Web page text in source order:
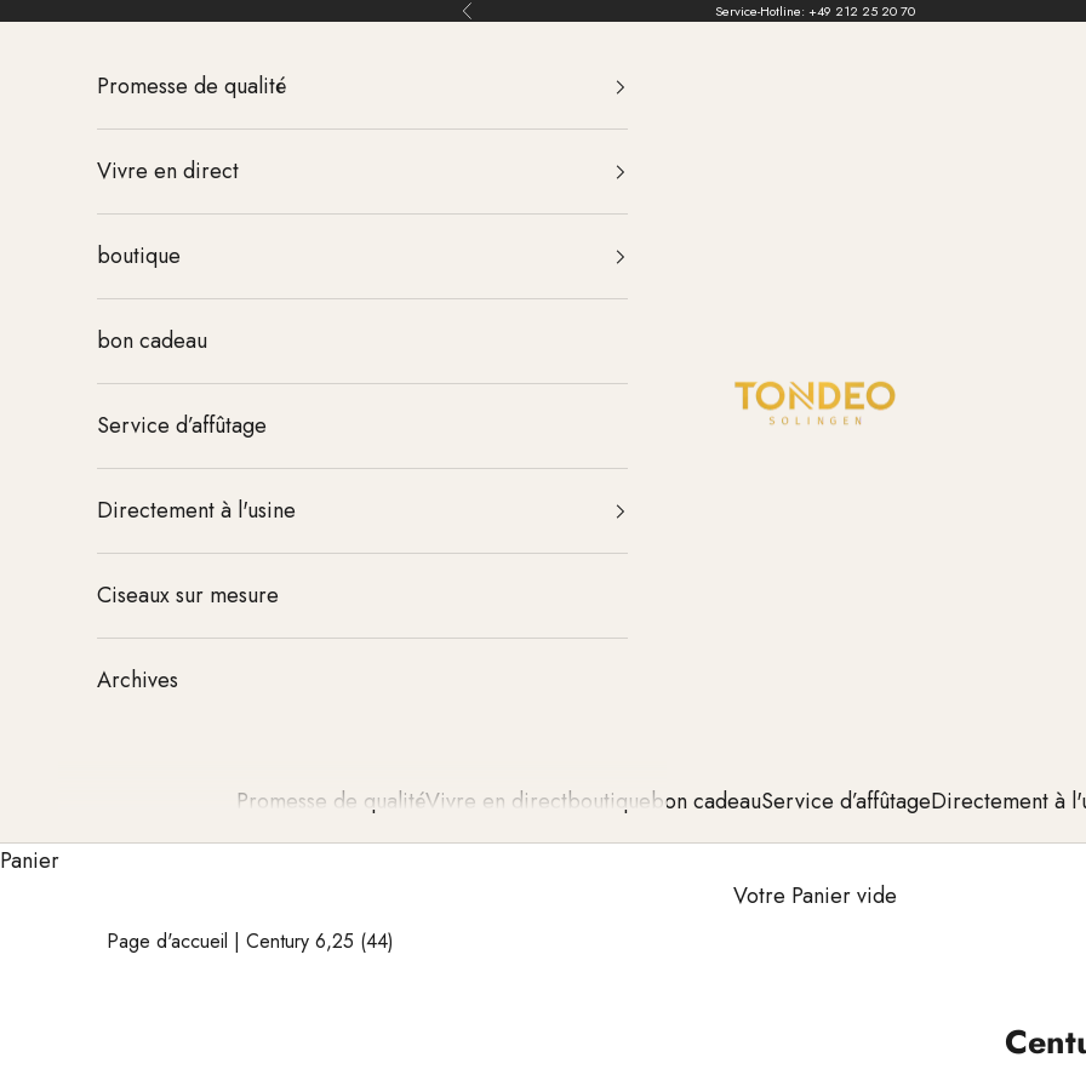
Aller au contenu Retour Service-Hotline: +49 212 25 20 70
TONDEO
Promesse de qualitéVivre en directboutiquebon cadeauService d’affûtageDirectement à
Promesse de qualité
Vivre en direct
boutique
bon cadeau
Service d’affûtage
Directement à l'usine
Ciseaux sur mesure
Archives
Panier
Votre Panier vide
Page d'accueil | Century 6,25 (44)